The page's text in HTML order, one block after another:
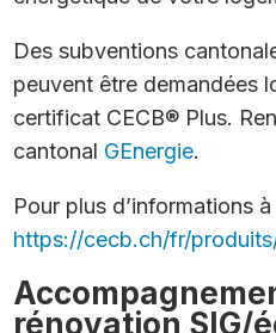
Des subventions
peuvent être demandées
certificat CECB® Plus.
cantonal GEnergie.
Pour plus d’informations
https://cecb.ch/fr/
rénovation SIG/